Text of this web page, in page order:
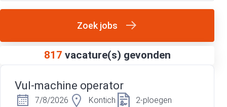
Zoek jobs
817 vacature(s) gevonden
Vul-machine operator
7/8/2026 Kontich
2-ploegen